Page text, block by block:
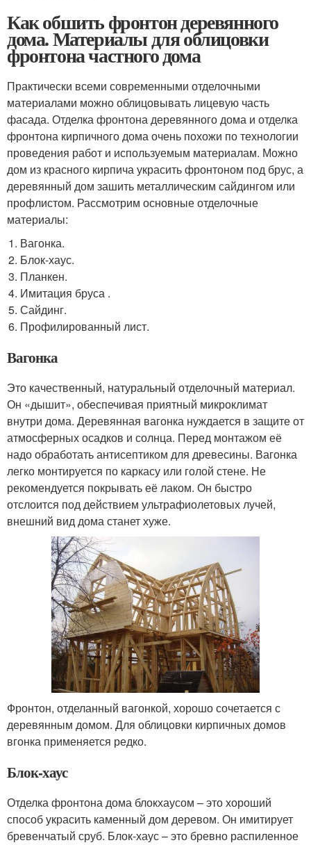
Как обшить фронтон деревянного
дома. Материалы для облицовки
фронтона частного дома
Практически всеми современными отделочными
материалами можно облицовывать лицевую часть
фасада. Отделка фронтона деревянного дома и отделка
фронтона кирпичного дома очень похожи по технологии
проведения работ и используемым материалам. Можно
дом из красного кирпича украсить фронтоном под брус, а
деревянный дом зашить металлическим сайдингом или
профлистом. Рассмотрим основные отделочные
материалы:
Вагонка.
Блок-хаус.
Планкен.
Имитация бруса .
Сайдинг.
Профилированный лист.
Вагонка
Это качественный, натуральный отделочный материал.
Он «дышит», обеспечивая приятный микроклимат
внутри дома. Деревянная вагонка нуждается в защите от
атмосферных осадков и солнца. Перед монтажом её
надо обработать антисептиком для древесины. Вагонка
легко монтируется по каркасу или голой стене. Не
рекомендуется покрывать её лаком. Он быстро
отслоится под действием ультрафиолетовых лучей,
внешний вид дома станет хуже.
Фронтон, отделанный вагонкой, хорошо сочетается с
деревянным домом. Для облицовки кирпичных домов
вгонка применяется редко.
Блок-хаус
Отделка фронтона дома блокхаусом – это хороший
способ украсить каменный дом деревом. Он имитирует
бревенчатый сруб. Блок-хаус – это бревно распиленное